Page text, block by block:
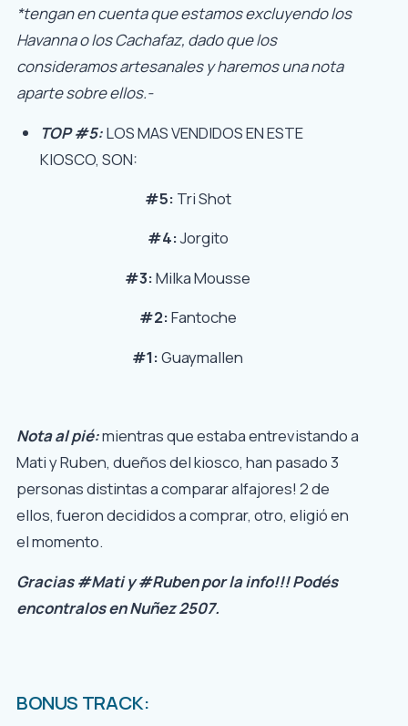
*tengan en cuenta que estamos excluyendo los
Havanna o los Cachafaz, dado que los
consideramos artesanales y haremos una nota
aparte sobre ellos.-
TOP #5:LOS MAS VENDIDOS EN ESTE
KIOSCO, SON:
#5: Tri Shot
#4:Jorgito
#3:Milka Mousse
#2:Fantoche
#1:Guaymallen
Nota al pié:mientras que estaba entrevistando a
Mati y Ruben, dueños del kiosco, han pasado 3
personas distintas a comparar alfajores! 2 de
ellos, fueron decididos a comprar, otro, eligió en
el momento.
Gracias #Mati y #Ruben por la info!!! Podés
encontralos en Nuñez 2507.
BONUS TRACK: